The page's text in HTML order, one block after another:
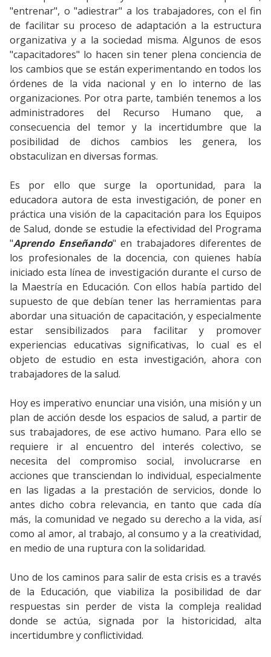
"entrenar", o "adiestrar" a los trabajadores, con el fin
de facilitar su proceso de adaptación a la estructura
organizativa y a la sociedad misma. Algunos de esos
"capacitadores" lo hacen sin tener plena conciencia de
los cambios que se están experimentando en todos los
órdenes de la vida nacional y en lo interno de las
organizaciones. Por otra parte, también tenemos a los
administradores del Recurso Humano que, a
consecuencia del temor y la incertidumbre que la
posibilidad de dichos cambios les genera, los
obstaculizan en diversas formas.
Es por ello que surge la oportunidad, para la
educadora autora de esta investigación, de poner en
práctica una visión de la capacitación para los Equipos
de Salud, donde se estudie la efectividad del Programa
"Aprendo Enseñando" en trabajadores diferentes de
los profesionales de la docencia, con quienes había
iniciado esta línea de investigación durante el curso de
la Maestría en Educación. Con ellos había partido del
supuesto de que debían tener las herramientas para
abordar una situación de capacitación, y especialmente
estar sensibilizados para facilitar y promover
experiencias educativas significativas, lo cual es el
objeto de estudio en esta investigación, ahora con
trabajadores de la salud.
Hoy es imperativo enunciar una visión, una misión y un
plan de acción desde los espacios de salud, a partir de
sus trabajadores, de ese activo humano. Para ello se
requiere ir al encuentro del interés colectivo, se
necesita del compromiso social, involucrarse en
acciones que transciendan lo individual, especialmente
en las ligadas a la prestación de servicios, donde lo
antes dicho cobra relevancia, en tanto que cada día
más, la comunidad ve negado su derecho a la vida, así
como al amor, al trabajo, al consumo y a la creatividad,
en medio de una ruptura con la solidaridad.
Uno de los caminos para salir de esta crisis es a través
de la Educación, que viabiliza la posibilidad de dar
respuestas sin perder de vista la compleja realidad
donde se actúa, signada por la historicidad, alta
incertidumbre y conflictividad.